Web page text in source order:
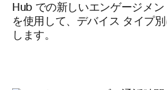
Hub での新しいエンゲージメ
を使用して、デバイス タイプ
します。